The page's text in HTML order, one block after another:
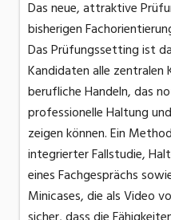
Das neue, attraktive
bisherigen
Das Prüfungssetting ist
Kandidaten alle zentralen
berufliche Handeln, das
professionelle Haltung
zeigen können. Ein
integrierter Fallstudie,
eines Fachgesprächs
Minicases, die als Video